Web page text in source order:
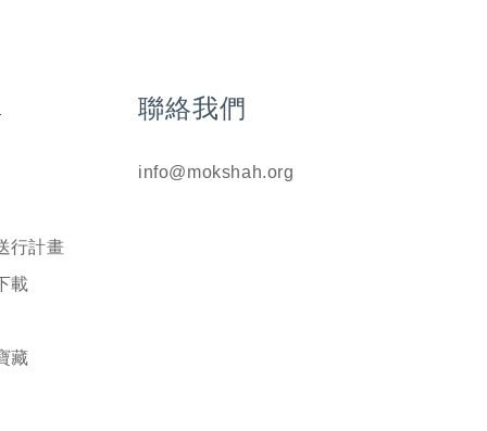
行計畫
載
藏
聯絡我們
info@mokshah.org